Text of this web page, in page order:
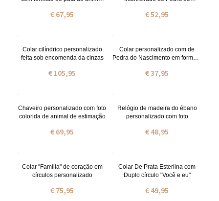
€ 67,95 € 52,95
Colar cilíndrico personalizado
feita sob encomenda da cinzas
€ 105,95
Colar personalizado com de
Pedra do Nascimento em formato
€ 37,95
Chaveiro personalizado com foto
colorida de animal de estimação
€ 69,95
Relógio de madeira do ébano
personalizado com foto
€ 48,95
Colar "Família" de coração em
círculos personalizado
€ 75,95
Colar De Prata Esterlina com
Duplo círculo "Você e eu"
€ 49,95